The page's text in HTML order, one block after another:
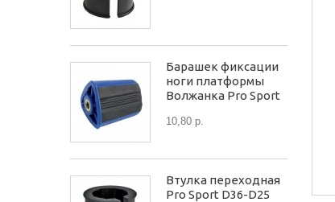
Барашек фиксации
ноги платформы
Волжанка Pro Sport
10,80 р.
Втулка переходная
Pro Sport D36-D25